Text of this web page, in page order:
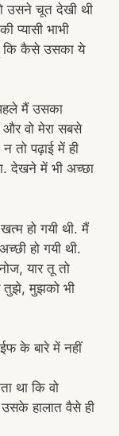
उसने चूत देखी थी
प्यासी भाभी
कि कैसे उसका ये
मैं उसका
वो मेरा सबसे
तो पढ़ाई में ही
देखने में भी अच्छा
हो गयी थी. मैं
हो गयी थी.
यार तू तो
तुझे, मुझको भी
के बारे में नहीं
था कि वो
हालात वैसे ही